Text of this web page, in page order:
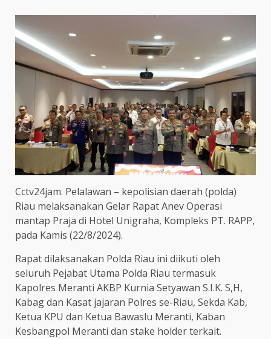
Cctv24jam. Pelalawan – kepolisian daerah (polda)
Riau melaksanakan Gelar Rapat Anev Operasi
mantap Praja di Hotel Unigraha, Kompleks PT. RAPP,
pada Kamis (22/8/2024).
Rapat dilaksanakan Polda Riau ini diikuti oleh
seluruh Pejabat Utama Polda Riau termasuk
Kapolres Meranti AKBP Kurnia Setyawan S.I.K. S,H,
Kabag dan Kasat jajaran Polres se-Riau, Sekda Kab,
Ketua KPU dan Ketua Bawaslu Meranti, Kaban
Kesbangpol Meranti dan stake holder terkait.